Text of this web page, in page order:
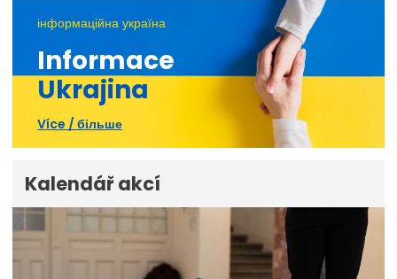
інформаційна україна
Informace
Ukrajina
Více / більше
Kalendář akcí